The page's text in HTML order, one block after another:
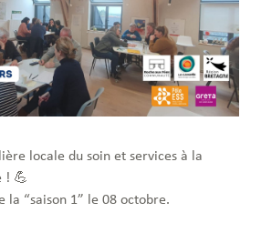
locale du soin et services à la
! 💪
la “saison 1” le 08 octobre.